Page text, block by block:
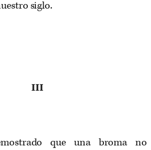
siglo.
III
que una broma no